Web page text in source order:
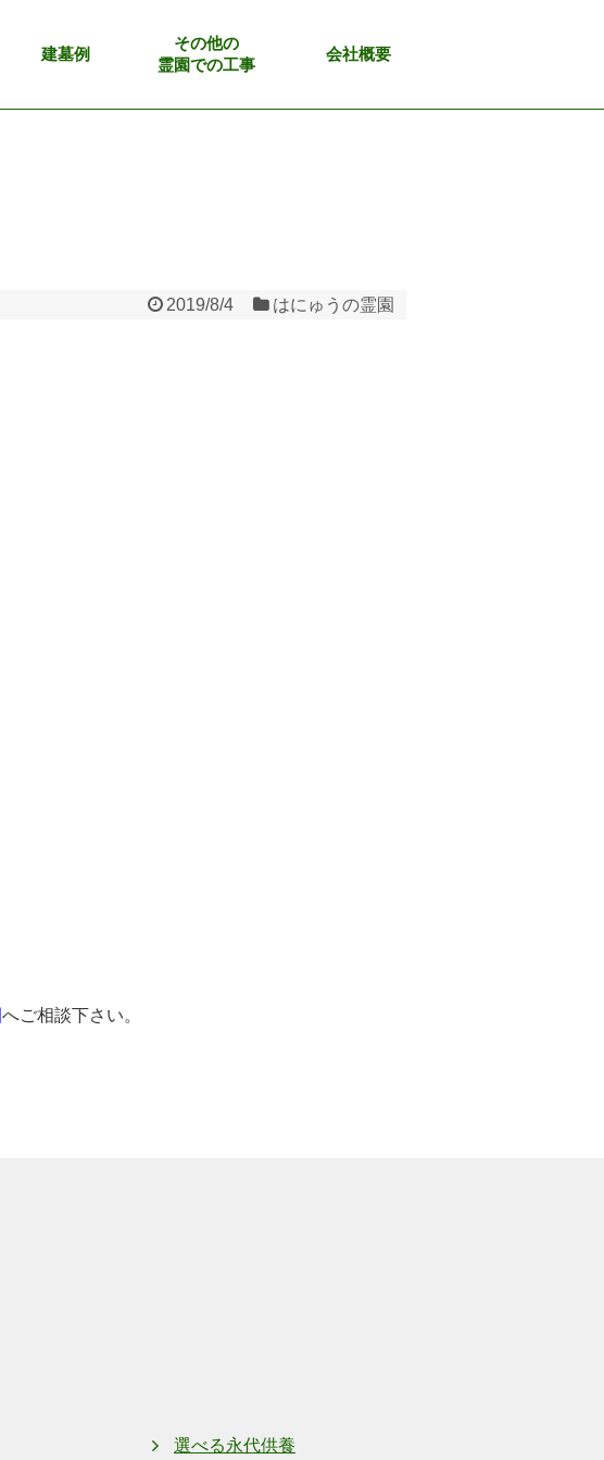
建墓例
その他の
霊園での工事
会社概要
2019/8/4 はにゅうの霊園
へご相談下さい。
選べる永代供養